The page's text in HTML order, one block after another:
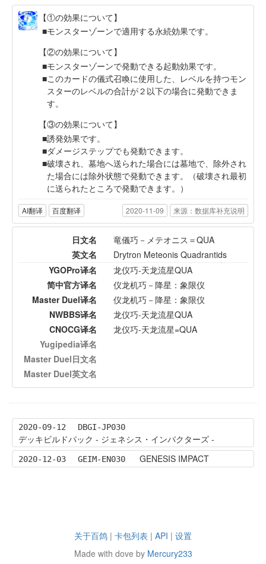
【①の効果について】
モンスターゾーンで適用する永続効果です。
【②の効果について】
モンスターゾーンで発動できる起動効果です。
このカードの儀式召喚に使用した、レベルを持つモン
スターのレベルの合計が２以下の場合に発動できま
す。
【③の効果について】
誘発効果です。
ダメージステップでも発動できます。
破壊され、墓地へ送られた場合には墓地で、除外され
た場合には除外状態で発動できます。（破壊され最初
に送られたところで発動できます。）
AI翻译 百度翻译 2020-11-09 来源：数据库补充说明
日文名
竜儀巧－メテオニス＝QUA
英文名
Drytron Meteonis Quadrantids
YGOPro译名
龙仪巧-天龙流星QUA
简中官方译名
仪龙机巧－降星：象限仪
Master Duel译名
仪龙机巧－降星：象限仪
NWBBS译名
龙仪巧-天龙流星QUA
CNOCG译名
龙仪巧-天龙流星=QUA
Yugipedia译名
Master Duel日文名
Master Duel英文名
2020-09-12 DBGI-JP030
デッキビルドパック - ジェネシス・インパクターズ -
2020-12-03 GEIM-EN030 GENESIS IMPACT
关于百鸽 | 卡包列表 | API | 设置
Made with dove by Mercury233